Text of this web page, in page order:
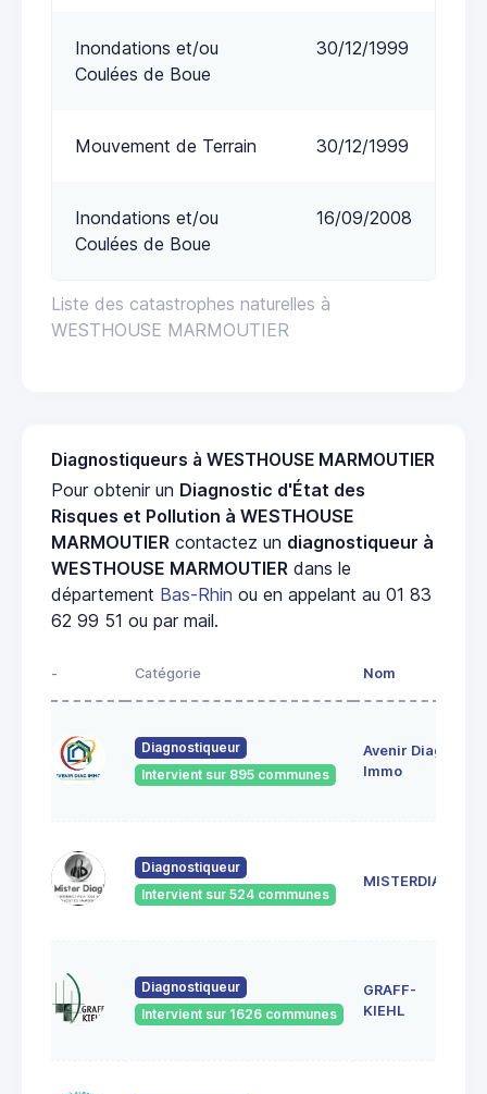
Liste des catastrophes naturelles à
WESTHOUSE MARMOUTIER
Inondations et/ou
Coulées de Boue
30/12/1999
Mouvement de Terrain 30/12/1999
Inondations et/ou
Coulées de Boue
16/09/2008
Diagnostiqueurs à WESTHOUSE MARMOUTIER
Pour obtenir un Diagnostic d'État des
Risques et Pollution à WESTHOUSE
MARMOUTIER contactez un diagnostiqueur à
WESTHOUSE MARMOUTIER dans le
département Bas-Rhin ou en appelant au 01 83
62 99 51 ou par mail.
- Catégorie Nom
Diagnostiqueur
Intervient sur 895 communes
Avenir Diag
Immo
Diagnostiqueur
Intervient sur 524 communes
MISTERDIAG
Diagnostiqueur
Intervient sur 1626 communes
GRAFF-
KIEHL